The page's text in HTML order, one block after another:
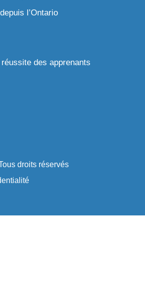
l’Ontario
des apprenants
droits réservés